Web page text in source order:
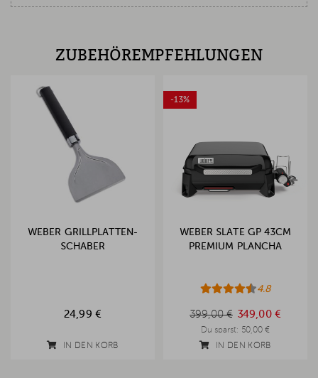
ZUBEHÖREMPFEHLUNGEN
WEBER GRILLPLATTEN-
SCHABER
24,99 €
IN DEN KORB
-13%
WEBER SLATE GP 43CM
PREMIUM PLANCHA
4.8
399,00 € 349,00 €
Du sparst: 50,00 €
IN DEN KORB